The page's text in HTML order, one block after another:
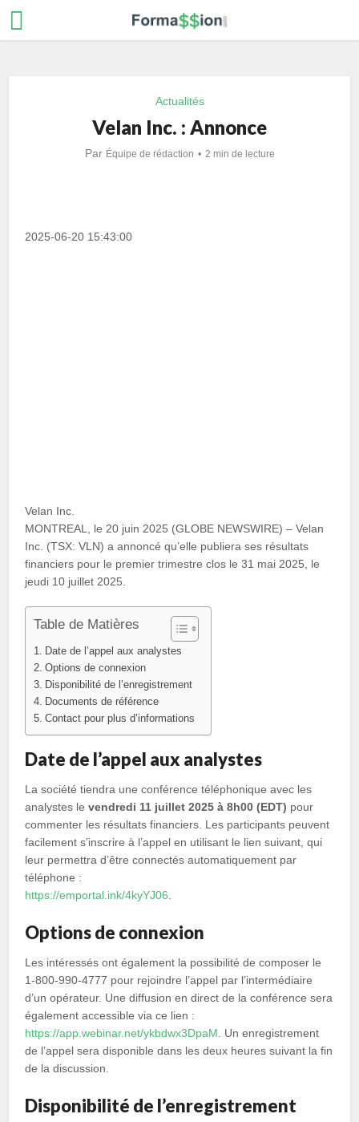
Actualités
Velan Inc. : Annonce
Par Équipe de rédaction 2 min de lecture
2025-06-20 15:43:00
Velan Inc.
MONTREAL, le 20 juin 2025 (GLOBE NEWSWIRE) – Velan
Inc. (TSX: VLN) a annoncé qu’elle publiera ses résultats
financiers pour le premier trimestre clos le 31 mai 2025, le
jeudi 10 juillet 2025.
Table de Matières
Date de l’appel aux analystes
Options de connexion
Disponibilité de l’enregistrement
Documents de référence
Contact pour plus d’informations
Date de l’appel aux analystes
La société tiendra une conférence téléphonique avec les
analystes levendredi 11 juillet 2025 à 8h00 (EDT) pour
commenter les résultats financiers. Les participants peuvent
facilement s’inscrire à l’appel en utilisant le lien suivant, qui
leur permettra d’être connectés automatiquement par
téléphone :
https://emportal.ink/4kyYJ06
Options de connexion
Les intéressés ont également la possibilité de composer le
1-800-990-4777 pour rejoindre l’appel par l’intermédiaire
d’un opérateur. Une diffusion en direct de la conférence sera
également accessible via ce lien :
https://app.webinar.net/ykbdwx3DpaM . Un enregistrement
de l’appel sera disponible dans les deux heures suivant la fin
de la discussion.
Disponibilité de l’enregistrement